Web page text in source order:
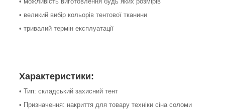
• великий вибір кольорів тентової тканини
• тривалий термін експлуатації
Характеристики:
• Тип: складський захисний тент
• Призначення: накриття для товару техніки сіна соломи